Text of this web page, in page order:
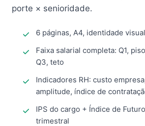
porte × senioridade.
6 páginas, A4, identidade
Faixa salarial completa: Q1,
Q3, teto
Indicadores RH: custo
amplitude, índice de
IPS do cargo + Índice de
trimestral